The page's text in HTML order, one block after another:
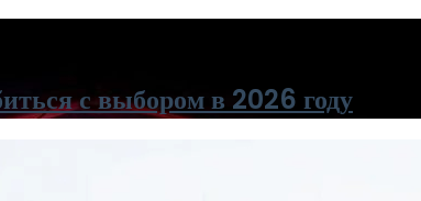
с выбором в 2026 году